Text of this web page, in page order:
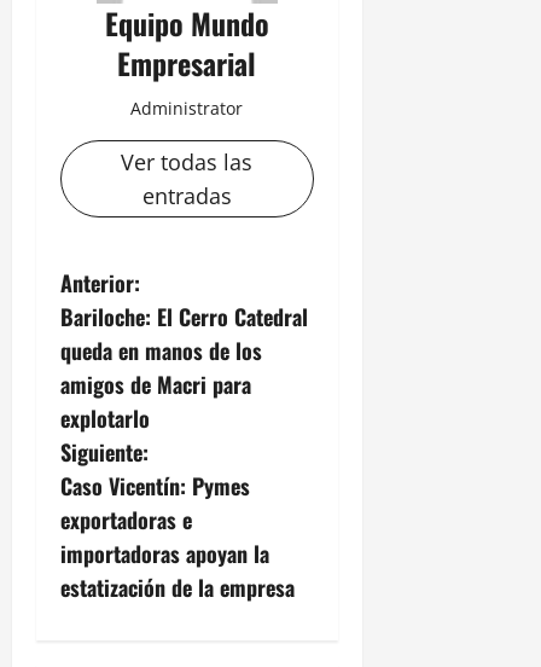
Equipo Mundo
Empresarial
Administrator
Ver todas las
entradas
N
a
v
e
g
a
c
Anterior:
Bariloche: El Cerro Catedral
queda en manos de los
amigos de Macri para
explotarlo
Siguiente:
Caso Vicentín: Pymes
exportadoras e
importadoras apoyan la
estatización de la empresa